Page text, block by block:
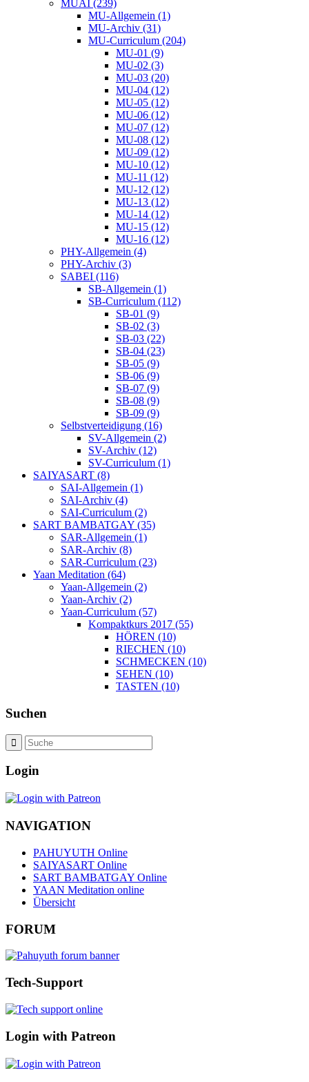
MUAI (239)
MU-Allgemein (1)
MU-Archiv (31)
MU-Curriculum (204)
MU-01 (9)
MU-02 (3)
MU-03 (20)
MU-04 (12)
MU-05 (12)
MU-06 (12)
MU-07 (12)
MU-08 (12)
MU-09 (12)
MU-10 (12)
MU-11 (12)
MU-12 (12)
MU-13 (12)
MU-14 (12)
MU-15 (12)
MU-16 (12)
PHY-Allgemein (4)
PHY-Archiv (3)
SABEI (116)
SB-Allgemein (1)
SB-Curriculum (112)
SB-01 (9)
SB-02 (3)
SB-03 (22)
SB-04 (23)
SB-05 (9)
SB-06 (9)
SB-07 (9)
SB-08 (9)
SB-09 (9)
Selbstverteidigung (16)
SV-Allgemein (2)
SV-Archiv (12)
SV-Curriculum (1)
SAIYASART (8)
SAI-Allgemein (1)
SAI-Archiv (4)
SAI-Curriculum (2)
SART BAMBATGAY (35)
SAR-Allgemein (1)
SAR-Archiv (8)
SAR-Curriculum (23)
Yaan Meditation (64)
Yaan-Allgemein (2)
Yaan-Archiv (2)
Yaan-Curriculum (57)
Kompaktkurs 2017 (55)
HÖREN (10)
RIECHEN (10)
SCHMECKEN (10)
SEHEN (10)
TASTEN (10)
Suchen
Login
NAVIGATION
PAHUYUTH Online
SAIYASART Online
SART BAMBATGAY Online
YAAN Meditation online
Übersicht
FORUM
Tech-Support
Login with Patreon